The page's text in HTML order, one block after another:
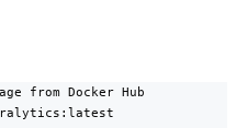
from Docker Hub